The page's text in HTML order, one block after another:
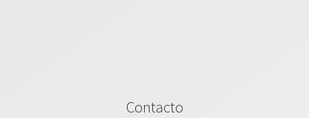
Contacto